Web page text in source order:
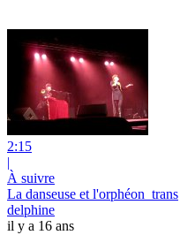
2:15
|
À suivre
La danseuse et l'orphéon_trans
delphine
il y a 16 ans